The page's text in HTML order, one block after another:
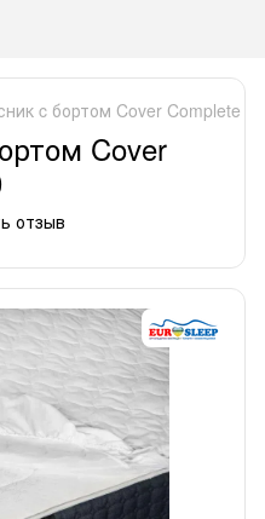
c бортом Cover Complete
Cover
отзыв